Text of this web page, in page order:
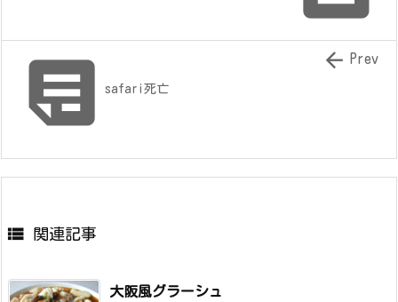
safari死亡
 Prev
 関連記事
大阪風グラーシュ